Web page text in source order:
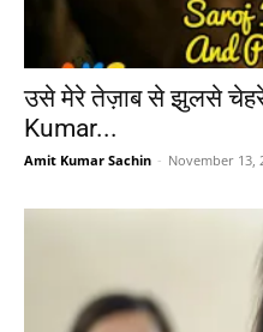
उसे मेरे तेज़ाब से झुलसे चेहरे
Kumar...
Amit Kumar Sachin - November 13,